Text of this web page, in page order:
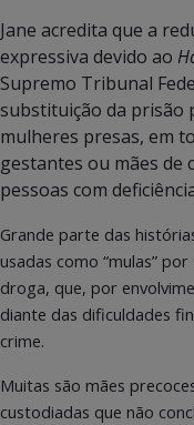
Jane acredita que a
expressiva devido ao
Supremo Tribunal
substituição da prisão
mulheres presas, em
gestantes ou mães de
pessoas com
Grande parte das
usadas como “mulas”
droga, que, por
diante das dificuldades
crime.
Muitas são mães
custodiadas que não